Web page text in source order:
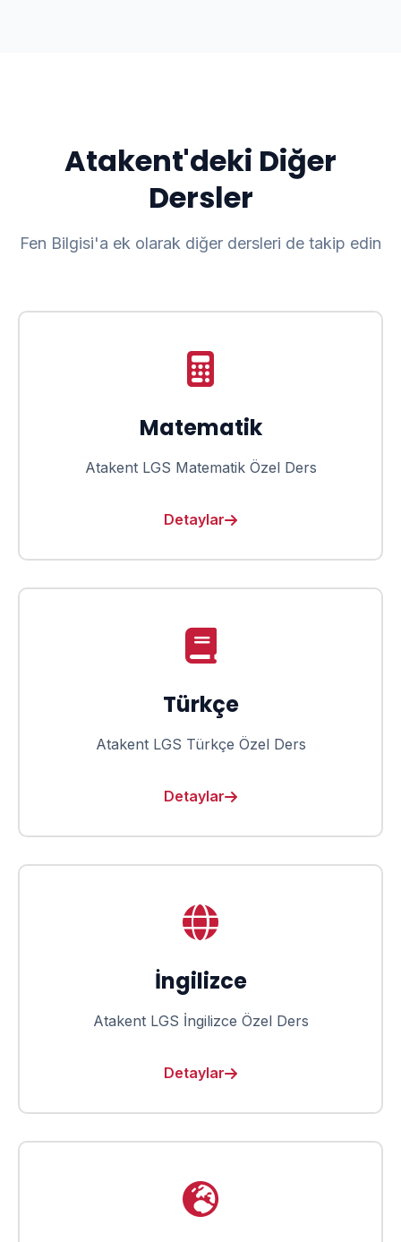
Atakent'deki Diğer
Dersler
Fen Bilgisi'a ek olarak diğer dersleri de takip edin
Matematik
Atakent LGS Matematik Özel Ders
Detaylar
Türkçe
Atakent LGS Türkçe Özel Ders
Detaylar
İngilizce
Atakent LGS İngilizce Özel Ders
Detaylar